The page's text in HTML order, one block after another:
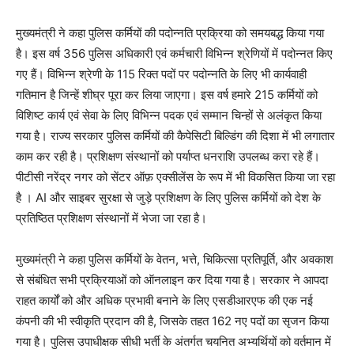
मुख्यमंत्री ने कहा पुलिस कर्मियों की पदोन्नति प्रक्रिया को समयबद्ध किया गया
है। इस वर्ष 356 पुलिस अधिकारी एवं कर्मचारी विभिन्न श्रेणियों में पदोन्नत किए
गए हैं। विभिन्न श्रेणी के 115 रिक्त पदों पर पदोन्नति के लिए भी कार्यवाही
गतिमान है जिन्हें शीघ्र पूरा कर लिया जाएगा। इस वर्ष हमारे 215 कर्मियों को
विशिष्ट कार्य एवं सेवा के लिए विभिन्न पदक एवं सम्मान चिन्हों से अलंकृत किया
गया है। राज्य सरकार पुलिस कर्मियों की कैपेसिटी बिल्डिंग की दिशा में भी लगातार
काम कर रही है। प्रशिक्षण संस्थानों को पर्याप्त धनराशि उपलब्ध करा रहे हैं।
पीटीसी नरेंद्र नगर को सेंटर ऑफ़ एक्सीलेंस के रूप में भी विकसित किया जा रहा
है । AI और साइबर सुरक्षा से जुड़े प्रशिक्षण के लिए पुलिस कर्मियों को देश के
प्रतिष्ठित प्रशिक्षण संस्थानों में भेजा जा रहा है।
मुख्यमंत्री ने कहा पुलिस कर्मियों के वेतन, भत्ते, चिकित्सा प्रतिपूर्ति, और अवकाश
से संबंधित सभी प्रक्रियाओं को ऑनलाइन कर दिया गया है। सरकार ने आपदा
राहत कार्यों को और अधिक प्रभावी बनाने के लिए एसडीआरएफ की एक नई
कंपनी की भी स्वीकृति प्रदान की है, जिसके तहत 162 नए पदों का सृजन किया
गया है। पुलिस उपाधीक्षक सीधी भर्ती के अंतर्गत चयनित अभ्यर्थियों को वर्तमान में